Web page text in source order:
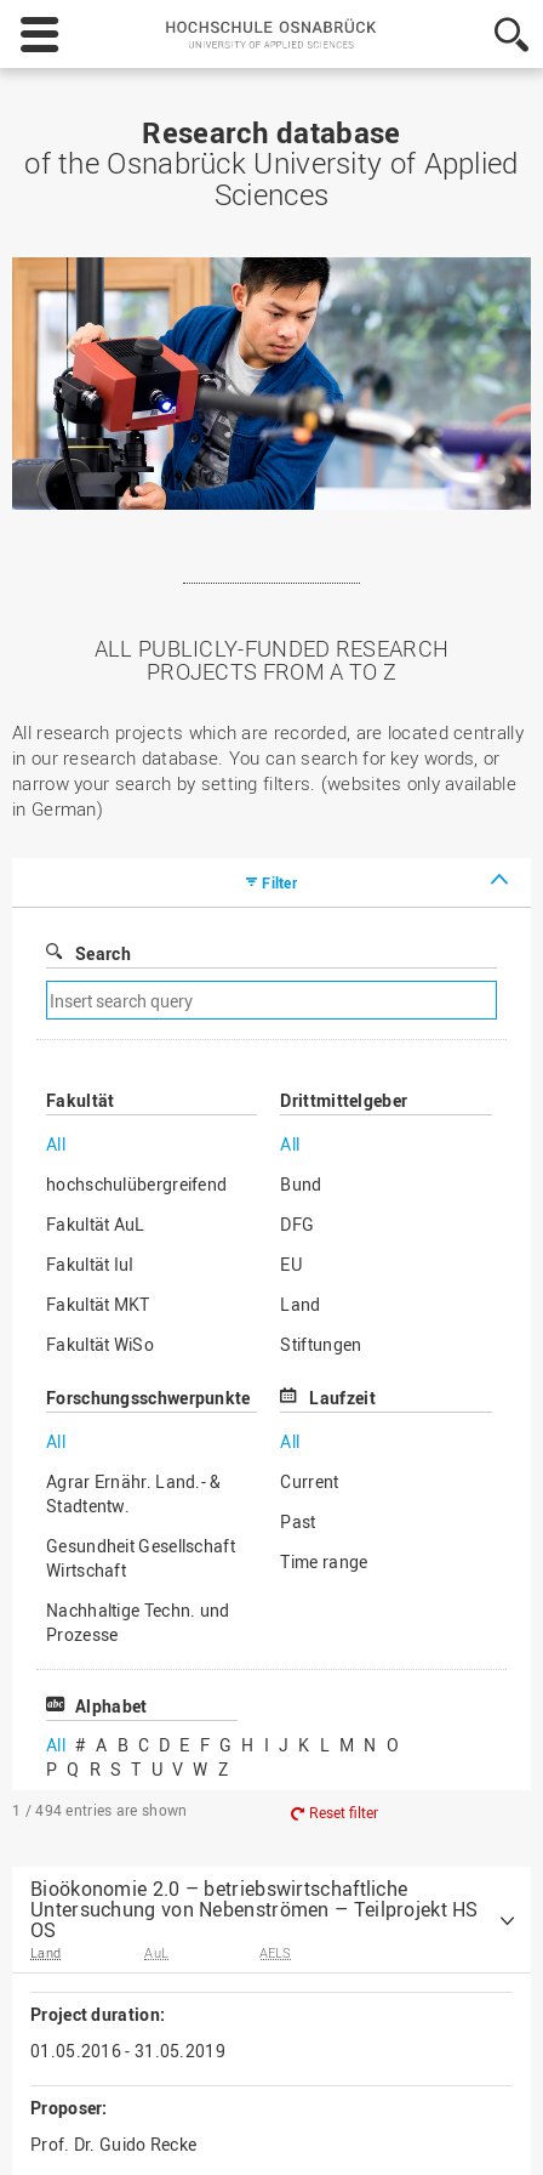
Hochschule
Osnabrück
-
Sciences
Research database
of the Osnabrück University of Applied
Sciences
ALL PUBLICLY-FUNDED RESEARCH
PROJECTS FROM A TO Z
All research projects which are recorded, are located centrally
in our research database. You can search for key words, or
narrow your search by setting filters. (websites only available
in German)
Filter
Search
Remove
search
filter
Fakultät
All
hochschulübergreifend
Fakultät AuL
Fakultät IuI
Fakultät MKT
Fakultät WiSo
Drittmittelgeber
All
Bund
DFG
EU
Land
Stiftungen
Sonstige
Forschungsschwerpunkte
All
Agrar Ernähr. Land.- &
Stadtentw.
Gesundheit Gesellschaft
Wirtschaft
Nachhaltige Techn. und
Prozesse
Vielfältiges Forschen
Laufzeit
All
Current
Past
Time range
Alphabet
All # A B C D E F G H I J K L M N O
P Q R S T U V W Z
1 / 494 entries are shown Reset filter
Bioökonomie 2.0 – betriebswirtschaftliche
Untersuchung von Nebenströmen – Teilprojekt HS
OS
Land AuL AELS
Project duration:
01.05.2016 - 31.05.2019
Proposer:
Prof. Dr. Guido Recke